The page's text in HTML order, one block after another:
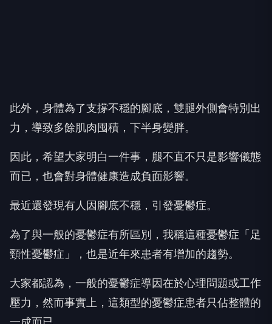
此外，身體為了支撐不穩的腳底，雙腿外側會特別出
力，導致多餘肌肉囤積，下半身變胖。
因此，希望大家明白一件事，腿不直不只是影響儀態
而已，也會對身體健康造成負面影響。
最近還發現有人因腳底不穩，引發憂鬱症。
為了與一般的憂鬱症有所區別，我稱這種憂鬱症「足
頸性憂鬱症」，也是近年來患者有增加的趨勢。
大家都認為，一般的憂鬱症導因在於心理問題或工作
壓力，然而事實上，這類型的憂鬱症患者只佔整體的